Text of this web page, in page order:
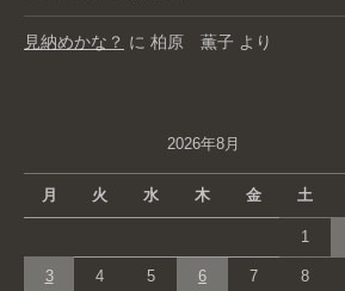
見納めかな？ に 柏原 薫子 より
2026年8月
月 火 水 木 金 土
1
3 4 5 6 7 8